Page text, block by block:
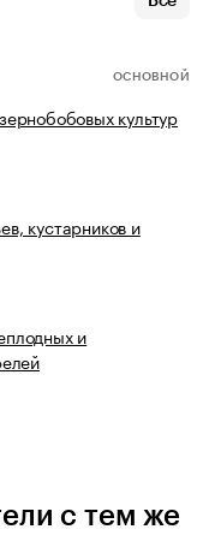
ОСНОВНОЙ
культур
кустарников и
и
с тем же